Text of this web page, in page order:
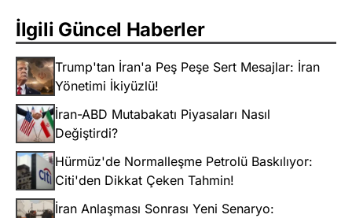
İlgili Güncel Haberler
Trump'tan İran'a Peş Peşe Sert Mesajlar: İran
Yönetimi İkiyüzlü!
İran-ABD Mutabakatı Piyasaları Nasıl
Değiştirdi?
Hürmüz'de Normalleşme Petrolü Baskılıyor:
Citi'den Dikkat Çeken Tahmin!
İran Anlaşması Sonrası Yeni Senaryo: